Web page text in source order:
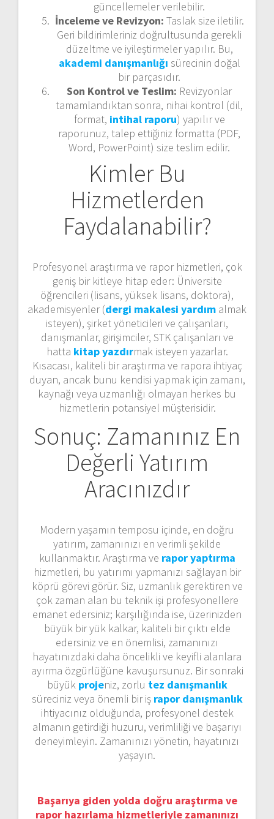
güncellemeler verilebilir.
İnceleme ve Revizyon: Taslak size iletilir.
Geri bildirimleriniz doğrultusunda gerekli
düzeltme ve iyileştirmeler yapılır. Bu,
akademi danışmanlığı sürecinin doğal
bir parçasıdır.
Son Kontrol ve Teslim: Revizyonlar
tamamlandıktan sonra, nihai kontrol (dil,
format, intihal raporu) yapılır ve
raporunuz, talep ettiğiniz formatta (PDF,
Word, PowerPoint) size teslim edilir.
Kimler Bu
Hizmetlerden
Faydalanabilir?
Profesyonel araştırma ve rapor hizmetleri, çok
geniş bir kitleye hitap eder: Üniversite
öğrencileri (lisans, yüksek lisans, doktora),
akademisyenler (dergi makalesi yardım almak
isteyen), şirket yöneticileri ve çalışanları,
danışmanlar, girişimciler, STK çalışanları ve
hatta kitap yazdırmak isteyen yazarlar.
Kısacası, kaliteli bir araştırma ve rapora ihtiyaç
duyan, ancak bunu kendisi yapmak için zamanı,
kaynağı veya uzmanlığı olmayan herkes bu
hizmetlerin potansiyel müşterisidir.
Sonuç: Zamanınız En
Değerli Yatırım
Aracınızdır
Modern yaşamın temposu içinde, en doğru
yatırım, zamanınızı en verimli şekilde
kullanmaktır. Araştırma ve rapor yaptırma
hizmetleri, bu yatırımı yapmanızı sağlayan bir
köprü görevi görür. Siz, uzmanlık gerektiren ve
çok zaman alan bu teknik işi profesyonellere
emanet edersiniz; karşılığında ise, üzerinizden
büyük bir yük kalkar, kaliteli bir çıktı elde
edersiniz ve en önemlisi, zamanınızı
hayatınızdaki daha öncelikli ve keyifli alanlara
ayırma özgürlüğüne kavuşursunuz. Bir sonraki
büyük projeniz, zorlu tez danışmanlık
süreciniz veya önemli bir iş rapor danışmanlık
ihtiyacınız olduğunda, profesyonel destek
almanın getirdiği huzuru, verimliliği ve başarıyı
deneyimleyin. Zamanınızı yönetin, hayatınızı
yaşayın.
Başarıya giden yolda doğru araştırma ve
rapor hazırlama hizmetleriyle zamanınızı